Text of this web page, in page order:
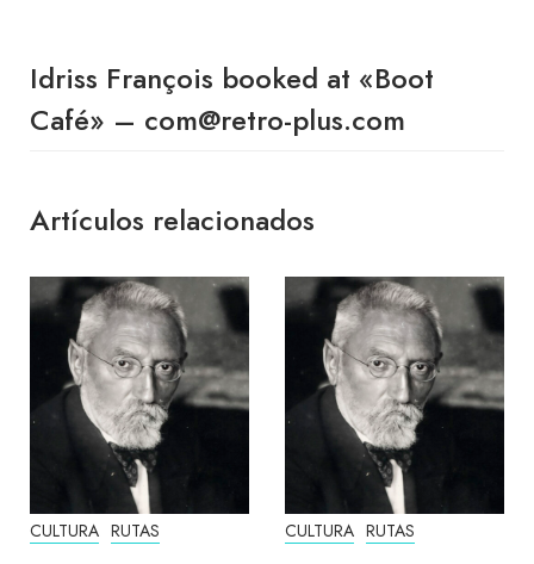
Idriss François booked at «Boot
Café» – com@retro-plus.com
Artículos relacionados
CULTURA RUTAS CULTURA RUTAS